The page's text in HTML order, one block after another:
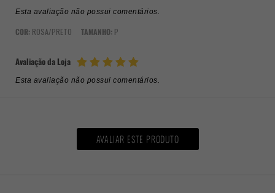
Esta avaliação não possui comentários.
COR: ROSA/PRETO TAMANHO: P
Avaliação da Loja
Esta avaliação não possui comentários.
AVALIAR ESTE PRODUTO